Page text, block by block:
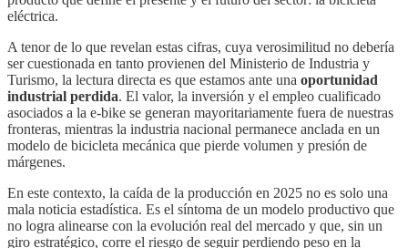
eléctrica.
A tenor de lo que revelan estas cifras, cuya verosimilitud no debería
ser cuestionada en tanto provienen del Ministerio de Industria y
Turismo, la lectura directa es que estamos ante una oportunidad
industrial perdida. El valor, la inversión y el empleo cualificado
asociados a la e-bike se generan mayoritariamente fuera de nuestras
fronteras, mientras la industria nacional permanece anclada en un
modelo de bicicleta mecánica que pierde volumen y presión de
márgenes.
En este contexto, la caída de la producción en 2025 no es solo una
mala noticia estadística. Es el síntoma de un modelo productivo que
no logra alinearse con la evolución real del mercado y que, sin un
giro estratégico, corre el riesgo de seguir perdiendo peso en la